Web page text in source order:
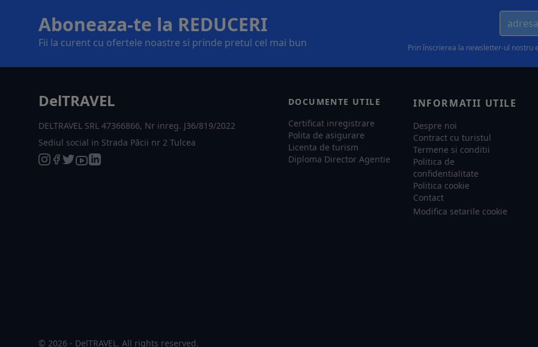
Aboneaza-te la REDUCERI
Fii la curent cu ofertele noastre si prinde pretul cel mai bun Prin înscrierea la newsletter-ul nostru
DelTRAVEL
DELTRAVEL SRL 47366866, Nr inreg. J36/819/2022
Sediul social in Strada Păcii nr 2 Tulcea
DOCUMENTE UTILE
Certificat inregistrare
Polita de asigurare
Licenta de turism
Diploma Director Agentie
INFORMATII UTILE
Despre noi
Contract cu turistul
Termene si conditii
Politica de
confidentialitate
Politica cookie
Contact
Modifica setarile cookie
© 2026 - DelTRAVEL. All rights reserved.